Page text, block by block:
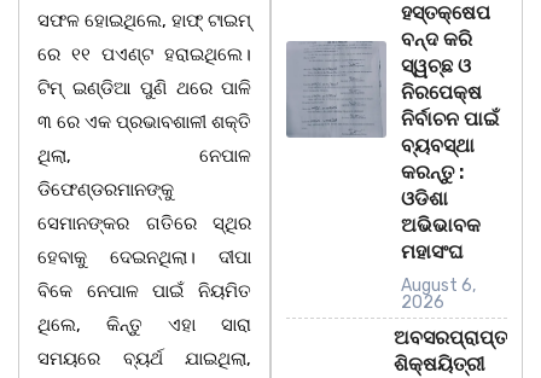
ସଫଳ ହୋଇଥିଲେ, ହାଫ୍ ଟାଇମ୍
ରେ ୧୧ ପଏଣ୍ଟ ହରାଇଥିଲେ।
ଟିମ୍ ଇଣ୍ଡିଆ ପୁଣି ଥରେ ପାଳି
୩ ରେ ଏକ ପ୍ରଭାବଶାଳୀ ଶକ୍ତି
ଥିଲା, ନେପାଳ
ଡିଫେଣ୍ଡରମାନଙ୍କୁ
ସେମାନଙ୍କର ଗତିରେ ସ୍ଥିର
ହେବାକୁ ଦେଇନଥିଲା। ଦୀପା
ବିକେ ନେପାଳ ପାଇଁ ନିୟମିତ
ଥିଲେ, କିନ୍ତୁ ଏହା ସାରା
ସମୟରେ ବ୍ୟର୍ଥ ଯାଇଥିଲା,
ହସ୍ତକ୍ଷେପ
ବନ୍ଦ କରି
ସ୍ୱଚ୍ଛ ଓ
ନିରପେକ୍ଷ
ନିର୍ବାଚନ ପାଇଁ
ବ୍ୟବସ୍ଥା
କରନ୍ତୁ :
ଓଡିଶା
ଅଭିଭାବକ
ମହାସଂଘ
August 6,
2026
ଅବସରପ୍ରାପ୍ତ
ଶିକ୍ଷୟିତ୍ରୀ